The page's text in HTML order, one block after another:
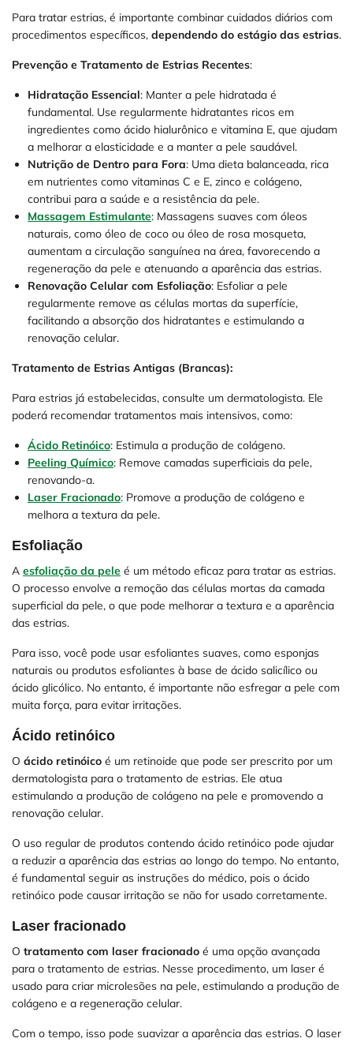
Para tratar estrias, é importante combinar cuidados diários com
procedimentos específicos, dependendo do estágio das estrias.
Prevenção e Tratamento de Estrias Recentes:
Hidratação Essencial: Manter a pele hidratada é
fundamental. Use regularmente hidratantes ricos em
ingredientes como ácido hialurônico e vitamina E, que ajudam
a melhorar a elasticidade e a manter a pele saudável.
Nutrição de Dentro para Fora: Uma dieta balanceada, rica
em nutrientes como vitaminas C e E, zinco e colágeno,
contribui para a saúde e a resistência da pele.
Massagem Estimulante: Massagens suaves com óleos
naturais, como óleo de coco ou óleo de rosa mosqueta,
aumentam a circulação sanguínea na área, favorecendo a
regeneração da pele e atenuando a aparência das estrias.
Renovação Celular com Esfoliação: Esfoliar a pele
regularmente remove as células mortas da superfície,
facilitando a absorção dos hidratantes e estimulando a
renovação celular.
Tratamento de Estrias Antigas (Brancas):
Para estrias já estabelecidas, consulte um dermatologista. Ele
poderá recomendar tratamentos mais intensivos, como:
Ácido Retinóico: Estimula a produção de colágeno.
Peeling Químico: Remove camadas superficiais da pele,
renovando-a.
Laser Fracionado: Promove a produção de colágeno e
melhora a textura da pele.
Esfoliação
A esfoliação da pele é um método eficaz para tratar as estrias.
O processo envolve a remoção das células mortas da camada
superficial da pele, o que pode melhorar a textura e a aparência
das estrias.
Para isso, você pode usar esfoliantes suaves, como esponjas
naturais ou produtos esfoliantes à base de ácido salicílico ou
ácido glicólico. No entanto, é importante não esfregar a pele com
muita força, para evitar irritações.
Ácido retinóico
O ácido retinóico é um retinoide que pode ser prescrito por um
dermatologista para o tratamento de estrias. Ele atua
estimulando a produção de colágeno na pele e promovendo a
renovação celular.
O uso regular de produtos contendo ácido retinóico pode ajudar
a reduzir a aparência das estrias ao longo do tempo. No entanto,
é fundamental seguir as instruções do médico, pois o ácido
retinóico pode causar irritação se não for usado corretamente.
Laser fracionado
O tratamento com laser fracionado é uma opção avançada
para o tratamento de estrias. Nesse procedimento, um laser é
usado para criar microlesões na pele, estimulando a produção de
colágeno e a regeneração celular.
Com o tempo, isso pode suavizar a aparência das estrias. O laser